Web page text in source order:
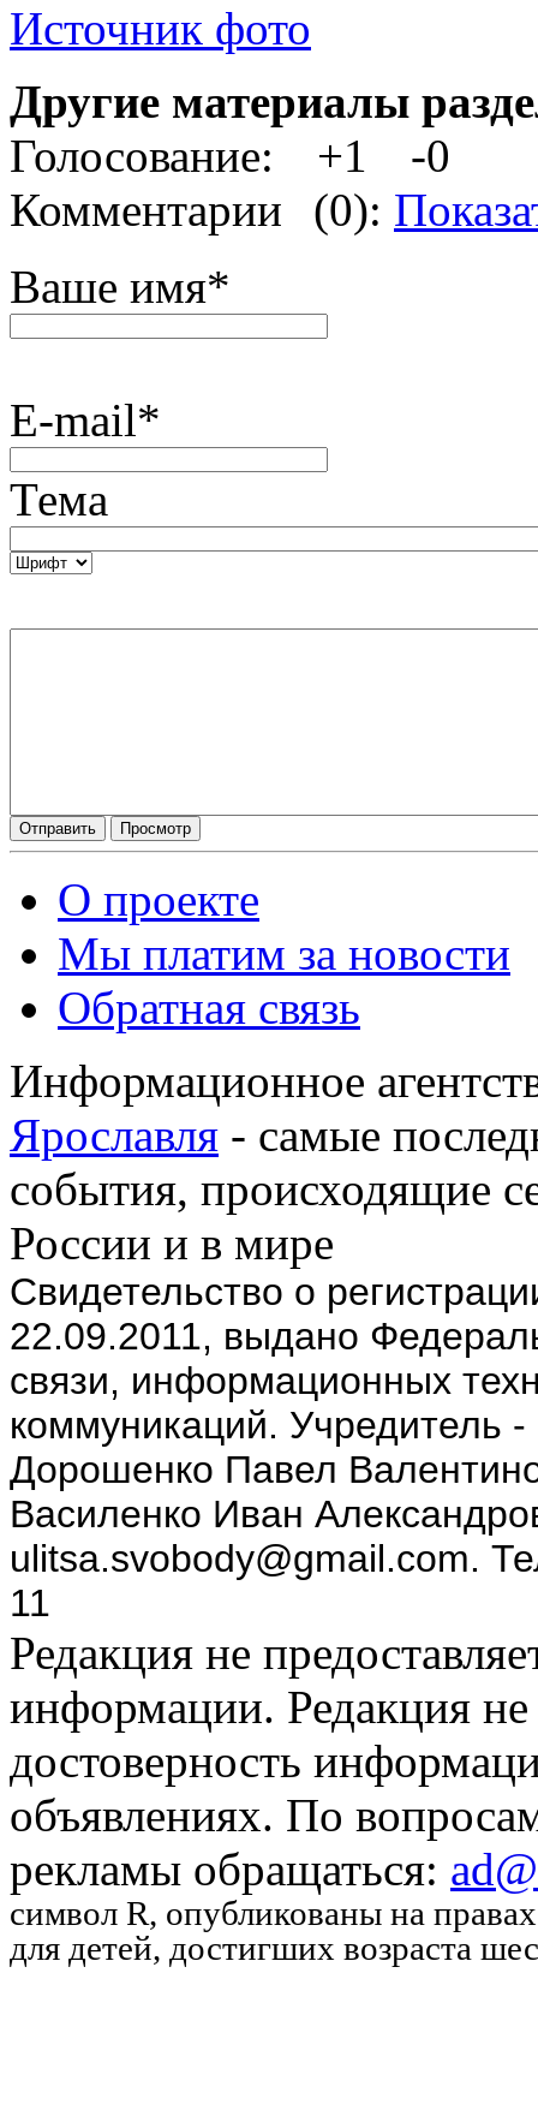
Источник фото
Другие материалы
Голосование:
+1
-0
Комментарии
(0):
Ваше имя*
E-mail*
Тема
О проекте
Мы платим за новости
Обратная связь
Информационное
Ярославля - самые
события, происходящие
России и в мире
Cвидетельство о
22.09.2011, выдано
связи, информационных
коммуникаций.
Дорошенко Павел
Василенко Иван
ulitsa.svobody@gmail.com.
11
Редакция не
информации. Редакция не
достоверность
объявлениях. По
рекламы обращаться:
символ R, опубликованы на
для детей, достигших возраста